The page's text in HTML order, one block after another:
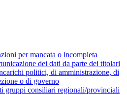
per mancata o incompleta
dei dati da parte dei titolari
politici, di amministrazione, di
o di governo
gruppi consiliari regionali/provinciali